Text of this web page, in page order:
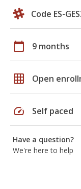
Code ES-
calendar_today 9 months
grid_on Open
speed Self paced
Have a question?
We're here to help